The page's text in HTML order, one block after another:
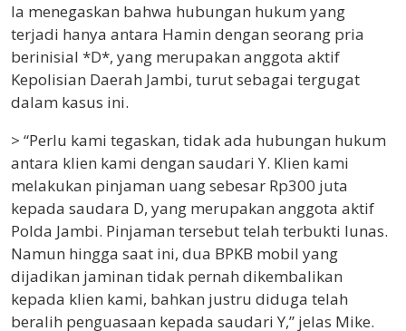
Ia menegaskan bahwa hubungan hukum yang
terjadi hanya antara Hamin dengan seorang pria
berinisial *D*, yang merupakan anggota aktif
Kepolisian Daerah Jambi, turut sebagai tergugat
dalam kasus ini.
> “Perlu kami tegaskan, tidak ada hubungan hukum
antara klien kami dengan saudari Y. Klien kami
melakukan pinjaman uang sebesar Rp300 juta
kepada saudara D, yang merupakan anggota aktif
Polda Jambi. Pinjaman tersebut telah terbukti lunas.
Namun hingga saat ini, dua BPKB mobil yang
dijadikan jaminan tidak pernah dikembalikan
kepada klien kami, bahkan justru diduga telah
beralih penguasaan kepada saudari Y,” jelas Mike.